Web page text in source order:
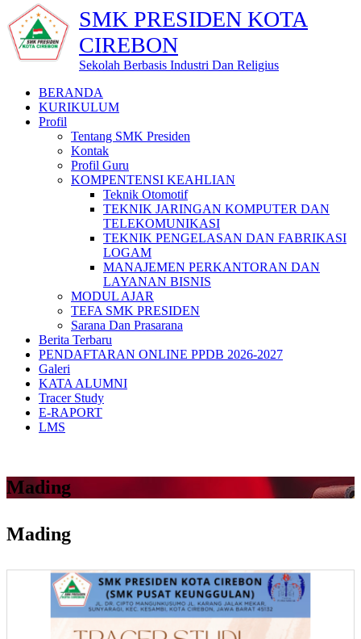
SMK PRESIDEN KOTA
CIREBON
Sekolah Berbasis Industri Dan Religius
BERANDA
KURIKULUM
Profil
Tentang SMK Presiden
Kontak
Profil Guru
KOMPENTENSI KEAHLIAN
Teknik Otomotif
TEKNIK JARINGAN KOMPUTER DAN
TELEKOMUNIKASI
TEKNIK PENGELASAN DAN FABRIKASI
LOGAM
MANAJEMEN PERKANTORAN DAN
LAYANAN BISNIS
MODUL AJAR
TEFA SMK PRESIDEN
Sarana Dan Prasarana
Berita Terbaru
PENDAFTARAN ONLINE PPDB 2026-2027
Galeri
KATA ALUMNI
Tracer Study
E-RAPORT
LMS
Mading
Mading